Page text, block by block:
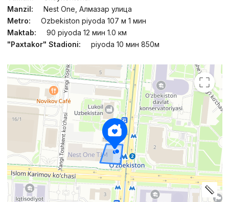
Manzil:
Nest One, Алмазар улица
Metro:
Ozbekiston piyoda 107 м 1 мин
Maktab:
90 piyoda 12 мин 1.0 км
"Paxtakor" Stadioni:
piyoda 10 мин 850м